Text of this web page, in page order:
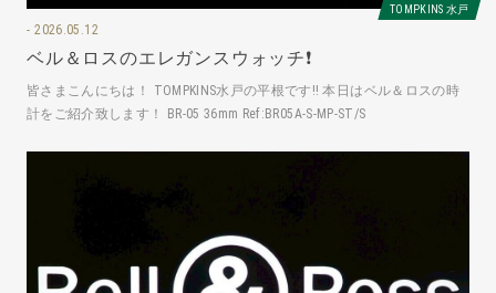
TOMPKINS 水戸
2026.05.12
ベル＆ロスのエレガンスウォッチ❗️
皆さまこんにちは！ TOMPKINS水戸の平根です‼️ 本日はベル＆ロスの時
計をご紹介致します！ BR-05 36mm Ref:BR05A-S-MP-ST/S